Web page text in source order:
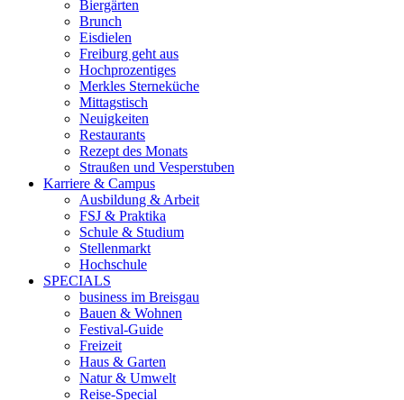
Biergärten
Brunch
Eisdielen
Freiburg geht aus
Hochprozentiges
Merkles Sterneküche
Mittagstisch
Neuigkeiten
Restaurants
Rezept des Monats
Straußen und Vesperstuben
Karriere & Campus
Ausbildung & Arbeit
FSJ & Praktika
Schule & Studium
Stellenmarkt
Hochschule
SPECIALS
business im Breisgau
Bauen & Wohnen
Festival-Guide
Freizeit
Haus & Garten
Natur & Umwelt
Reise-Special